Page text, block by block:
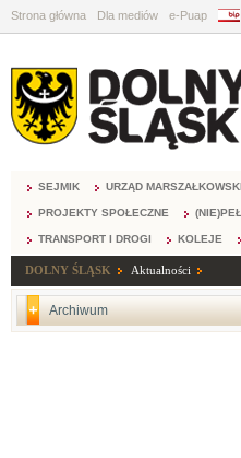
Strona główna Dla mediów e-Puap BIP
SEJMIK URZĄD MARSZAŁKOWSKI
PROJEKTY SPOŁECZNE
TRANSPORT I DROGI KOLEJE
DOLNY ŚLĄSK Aktualności
Archiwum